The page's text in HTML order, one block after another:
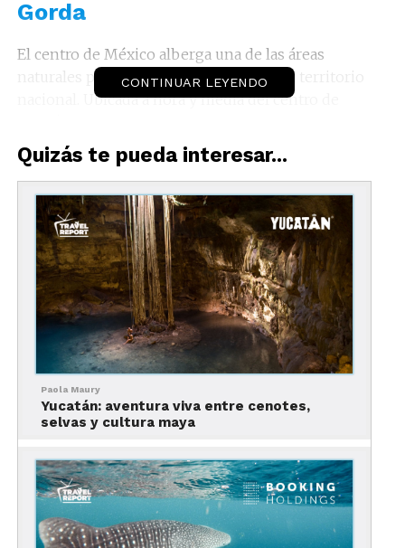
Gorda
El centro de México alberga una de las áreas
naturales protegidas más extensas en el territorio
nacional. Ubicada a hora y media del centro de
biodiversidad, un altar a la naturaleza donde
diversos grupos ambientalistas ofrecen tours y
visitas. En estos recorridos, tus clientes podrán
visitar la Sierra de una manera responsable.
aventuras insuperables, necesita una preparación
previa y una posterior relajación. Por eso, la
recomendación es llegar un día antes de la
excursión y buscar una opción que se compagine
CONTINUAR LEYENDO
Quizás te pueda interesar...
Paola Maury
Yucatán: aventura viva entre cenotes,
selvas y cultura maya